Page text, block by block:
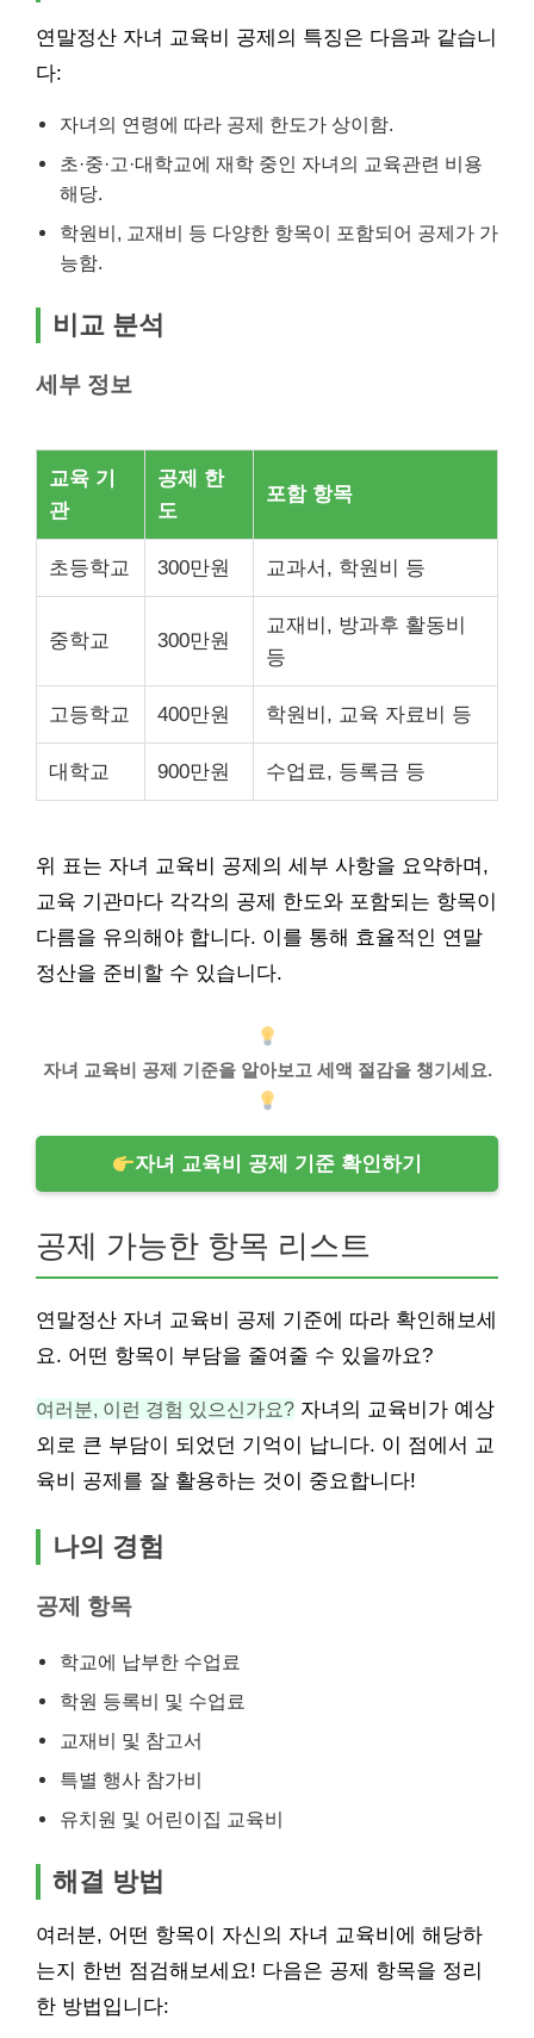
연말정산 자녀 교육비 공제의 특징은 다음과 같습니
다:
자녀의 연령에 따라 공제 한도가 상이함.
초·중·고·대학교에 재학 중인 자녀의 교육관련 비용
해당.
학원비, 교재비 등 다양한 항목이 포함되어 공제가 가
능함.
비교 분석
세부 정보
교육 기
관
공제 한
도
포함 항목
초등학교 300만원 교과서, 학원비 등
중학교 300만원
교재비, 방과후 활동비
등
고등학교 400만원 학원비, 교육 자료비 등
대학교 900만원 수업료, 등록금 등
위 표는 자녀 교육비 공제의 세부 사항을 요약하며,
교육 기관마다 각각의 공제 한도와 포함되는 항목이
다름을 유의해야 합니다. 이를 통해 효율적인 연말
정산을 준비할 수 있습니다.
자녀 교육비 공제 기준을 알아보고 세액 절감을 챙기세요.
자녀 교육비 공제 기준 확인하기
공제 가능한 항목 리스트
연말정산 자녀 교육비 공제 기준에 따라 확인해보세
요. 어떤 항목이 부담을 줄여줄 수 있을까요?
여러분, 이런 경험 있으신가요? 자녀의 교육비가 예상
외로 큰 부담이 되었던 기억이 납니다. 이 점에서 교
육비 공제를 잘 활용하는 것이 중요합니다!
나의 경험
공제 항목
학교에 납부한 수업료
학원 등록비 및 수업료
교재비 및 참고서
특별 행사 참가비
유치원 및 어린이집 교육비
해결 방법
여러분, 어떤 항목이 자신의 자녀 교육비에 해당하
는지 한번 점검해보세요! 다음은 공제 항목을 정리
한 방법입니다: